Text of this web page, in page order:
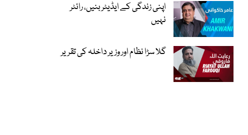
اپنی زندگی کے ایڈیٹر بنیں، رائٹر
نہیں
گلا سڑا نظام اور وزیر داخلہ کی تقریر